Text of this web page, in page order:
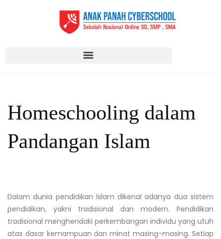
Homeschooling dalam
Pandangan Islam
Dalam dunia pendidikan Islam dikenal adanya dua sistem
pendidikan, yakni tradisional dan modern. Pendidikan
tradisional menghendaki perkembangan individu yang utuh
atas dasar kemampuan dan minat masing-masing. Setiap